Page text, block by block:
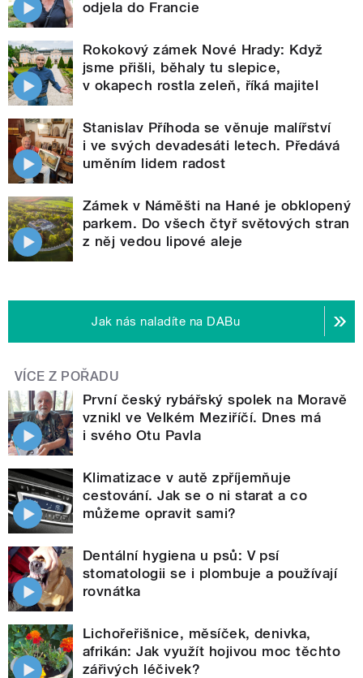
odjela do Francie
Rokokový zámek Nové Hrady: Když
jsme přišli, běhaly tu slepice,
v okapech rostla zeleň, říká majitel
Stanislav Příhoda se věnuje malířství
i ve svých devadesáti letech. Předává
uměním lidem radost
Zámek v Náměšti na Hané je obklopený
parkem. Do všech čtyř světových stran
z něj vedou lipové aleje
Jak nás naladíte na DABu
VÍCE Z POŘADU
První český rybářský spolek na Moravě
vznikl ve Velkém Meziříčí. Dnes má
i svého Otu Pavla
Klimatizace v autě zpříjemňuje
cestování. Jak se o ni starat a co
můžeme opravit sami?
Dentální hygiena u psů: V psí
stomatologii se i plombuje a používají
rovnátka
Lichořeřišnice, měsíček, denivka,
afrikán: Jak využít hojivou moc těchto
zářivých léčivek?